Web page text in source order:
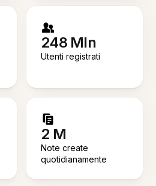
248 Mln
Utenti registrati
2 M
Note create
quotidianamente